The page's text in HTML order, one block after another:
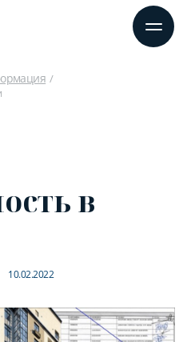
в
10.02.2022